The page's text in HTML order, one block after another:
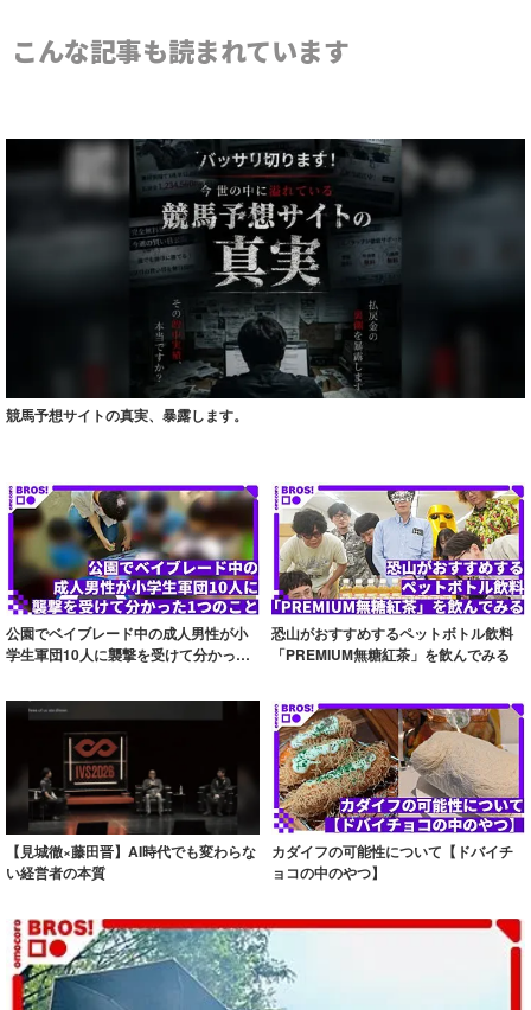
こんな記事も読まれています
競馬予想サイトの真実、暴露します。
公園でベイブレード中の成人男性が小
学生軍団10人に襲撃を受けて分かった1
恐山がおすすめするペットボトル飲料
「PREMIUM無糖紅茶」を飲んでみる
【見城徹×藤田晋】AI時代でも変わらな
い経営者の本質
カダイフの可能性について【ドバイチ
ョコの中のやつ】